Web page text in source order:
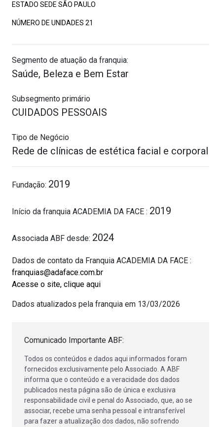
ESTADO SEDE SÃO PAULO
NÚMERO DE UNIDADES 21
Segmento de atuação da franquia:
Saúde, Beleza e Bem Estar
Subsegmento primário
CUIDADOS PESSOAIS
Tipo de Negócio
Rede de clínicas de estética facial e corporal
Fundação: 2019
Início da franquia ACADEMIA DA FACE : 2019
Associada ABF desde: 2024
Dados de contato da Franquia ACADEMIA DA FACE :
franquias@adaface.com.br
Acesse o site, clique aqui
Dados atualizados pela franquia em 13/03/2026
Comunicado Importante ABF:
Todos os conteúdos e dados aqui informados foram
fornecidos exclusivamente pelo Associado. A ABF
informa que o conteúdo e a veracidade dos dados
publicados nesta página são de única e exclusiva
responsabilidade civil e penal do Associado, que, ao se
associar, recebe uma senha pessoal e intransferível
para fazer a atualização dos dados, não sofrendo